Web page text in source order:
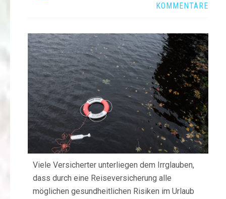
KOMMENTARE
Viele Versicherter unterliegen dem Irrglauben,
dass durch eine Reiseversicherung alle
möglichen gesundheitlichen Risiken im Urlaub